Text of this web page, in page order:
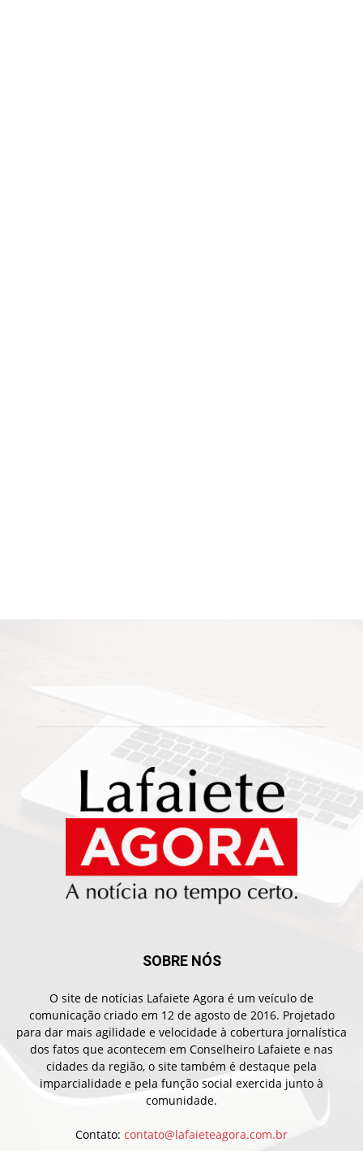
SOBRE NÓS
O site de notícias Lafaiete Agora é um veículo de
comunicação criado em 12 de agosto de 2016. Projetado
para dar mais agilidade e velocidade à cobertura jornalística
dos fatos que acontecem em Conselheiro Lafaiete e nas
cidades da região, o site também é destaque pela
imparcialidade e pela função social exercida junto à
comunidade.
Contato: contato@lafaieteagora.com.br